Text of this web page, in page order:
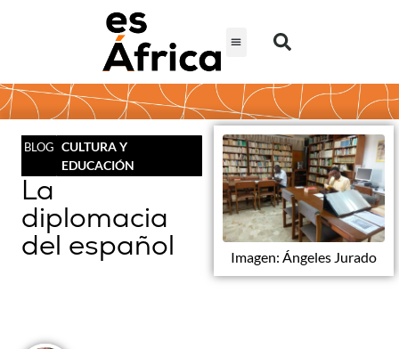
BLOG CULTURA Y
EDUCACIÓN
La
diplomacia
del español Imagen: Ángeles Jurado